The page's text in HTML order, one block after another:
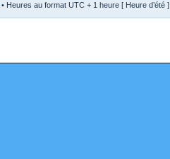
• Heures au format UTC + 1 heure [ Heure d’été ]